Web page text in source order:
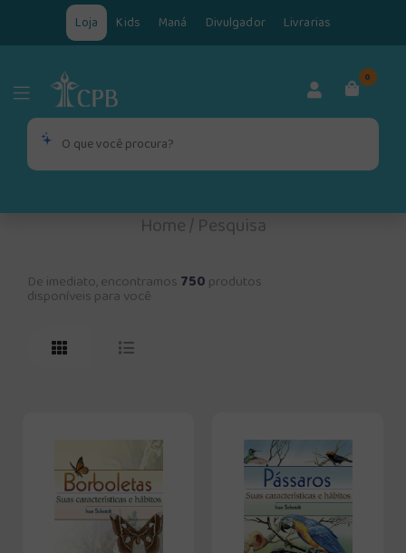
Loja Kids Maná Divulgador Livrarias
0
Home/Pesquisa
De imediato, encontramos 750 produtos
disponíveis para você